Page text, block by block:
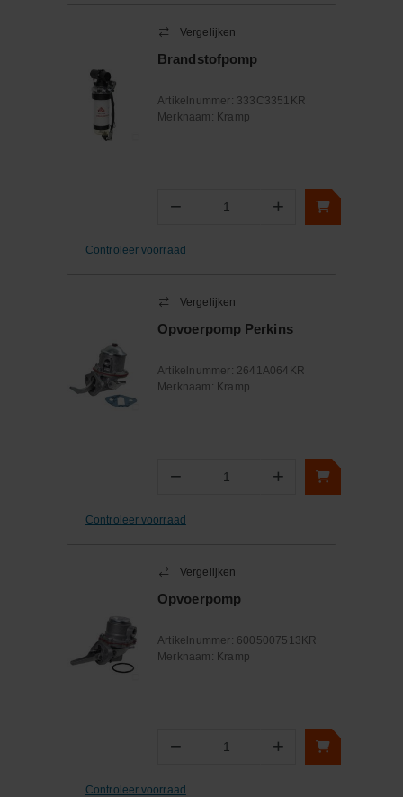
Vergelijken
Brandstofpomp
Artikelnummer: 333C3351KR
Merknaam: Kramp
− Aantal +
Controleer voorraad
Vergelijken
Opvoerpomp Perkins
Artikelnummer: 2641A064KR
Merknaam: Kramp
− Aantal +
Controleer voorraad
Vergelijken
Opvoerpomp
Artikelnummer: 6005007513KR
Merknaam: Kramp
− Aantal +
Controleer voorraad